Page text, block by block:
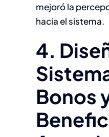
mejoró la
hacia el sistema.
4.
Bonos